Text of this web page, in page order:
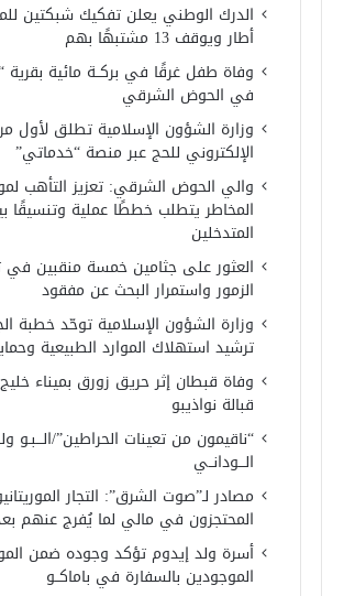
الدرك الوطني يعلن تفكيك شبكتين
أطار ويوقف 13 مشتبهًا بهم
وفاة طفل غرقًا في بركــة مائية بقرية
في الحوض الشرقي
وزارة الشؤون الإسلامية تطلق لأول
الإلكتروني للحج عبر منصة “خدماتي”
والي الحوض الشرقي: تعزيز التأهب
المخاطر يتطلب خططًا عملية وتنسيقًا
المتدخلين
العثور على جثامين خمسة منقبين
الزمور واستمرار البحث عن مفقود
وزارة الشؤون الإسلامية توحّد خطبة
ترشيد استهلاك الموارد الطبيعية
وفاة قبطان إثر حريق زورق بميناء خليج
قبالة نواذيبو
“ناقيمون من تعينات الحراطين”/الـــبـو
الـــودانــي
مصادر لـ”صوت الشرق”: التجار
المحتجزون في مالي لما يُفرج عنهم
أسرة ولد إيدوم تؤكد وجوده ضمن
الموجودين بالسفارة في باماكــو